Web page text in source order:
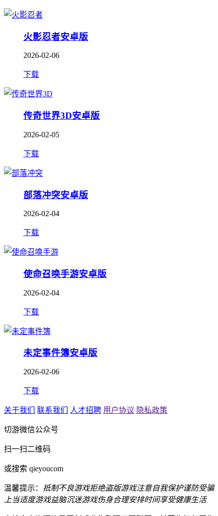
火影忍者安卓版
2026-02-06
下载
传奇世界3D安卓版
2026-02-05
下载
部落冲突安卓版
2026-02-04
下载
使命召唤手游安卓版
2026-02-04
下载
未定事件簿安卓版
2026-02-06
下载
关于我们 联系我们 人才招聘 用户协议 隐私政策
切游微信公众号
扫一扫二维码
或搜索 qieyoucom
温馨提示： 抵制不良游戏拒绝盗版游戏注意自我保护谨防受骗
上当适度游戏益脑沉迷游戏伤身合理安排时间享受健康生活